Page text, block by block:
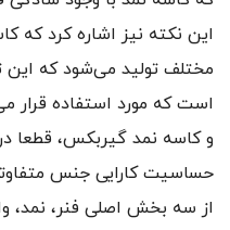
این نکته نیز اشاره کرد که
مختلف تولید می‌شود که این
است که مورد استفاده قرار
و کاسه نمد گیربکس، قطعا
حساسیت کارایی جنس
از سه بخش اصلی فنر، نمد،